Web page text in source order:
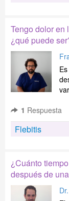
Tengo dolor en
¿qué puede
1 Respuesta
Flebitis
¿Cuánto
después de